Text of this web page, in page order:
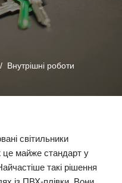
Внутрішні роботи
світильники
майже стандарт у
такі рішення